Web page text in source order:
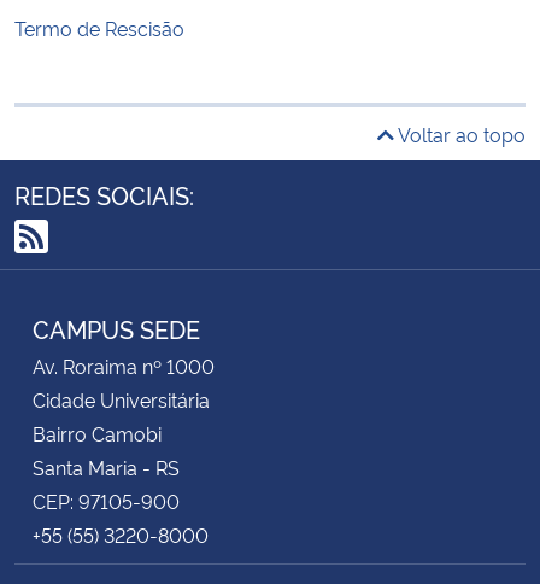
Termo de Rescisão
Voltar ao topo
REDES SOCIAIS:
RSS
CAMPUS SEDE
Av. Roraima nº 1000
Cidade Universitária
Bairro Camobi
Santa Maria - RS
CEP: 97105-900
+55 (55) 3220-8000